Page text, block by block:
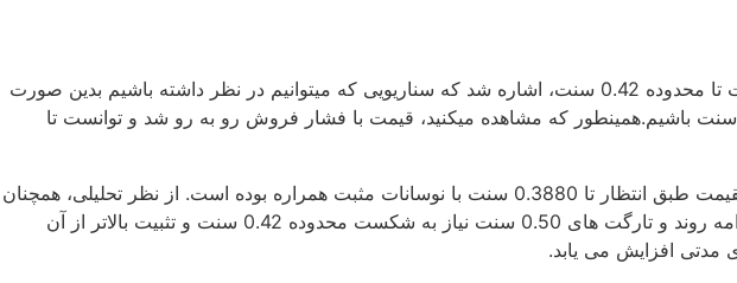
بر اساس تحلیل های گذشته پس از نوسانات جزئی قیمت تا محدوده 0.42 سنت، اشاره شد که سناریویی که میتوانیم در نظر داشته باشیم بدین صورت
است که در صورت شکست 0.38 سنت و تثبیت پایین تر از آن، شاهد اصلاح بیشتر تا محدوده های 0.32 -0.30 سنت باشیم.همینطور که مشاهده میکنید، قیمت با فشار فروش رو به رو شد و توانست تا
در آخرین تحلیل، انتظار می رفت که قیمت تا محدوده های 0.3880 – 0.42 سنت با نوسان جزئی همراه باشد. پقیمت طبق انتظار تا 0.3880 سنت با نوسانات مثبت همراره بوده است. از نظر تحلیلی، همچنان
گزارش قبلی نیز معتبر است. باید دید که قیمت به محدوده های مورد نظر چه واکنشی نشان خواهد داد.(برای ادامه روند و تارگت های 0.50 سنت نیاز به شکست محدوده 0.42 سنت و تثبیت بالاتر از آن